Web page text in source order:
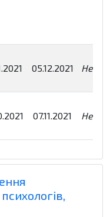
05.12.2021
07.11.2021